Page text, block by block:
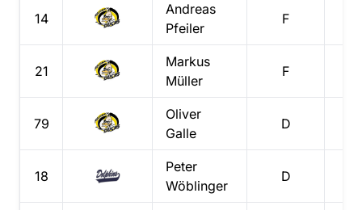
14
Andreas
Pfeiler
F
21
Markus
Müller
F
79
Oliver
Galle
D
18
Peter
Wöblinger
D